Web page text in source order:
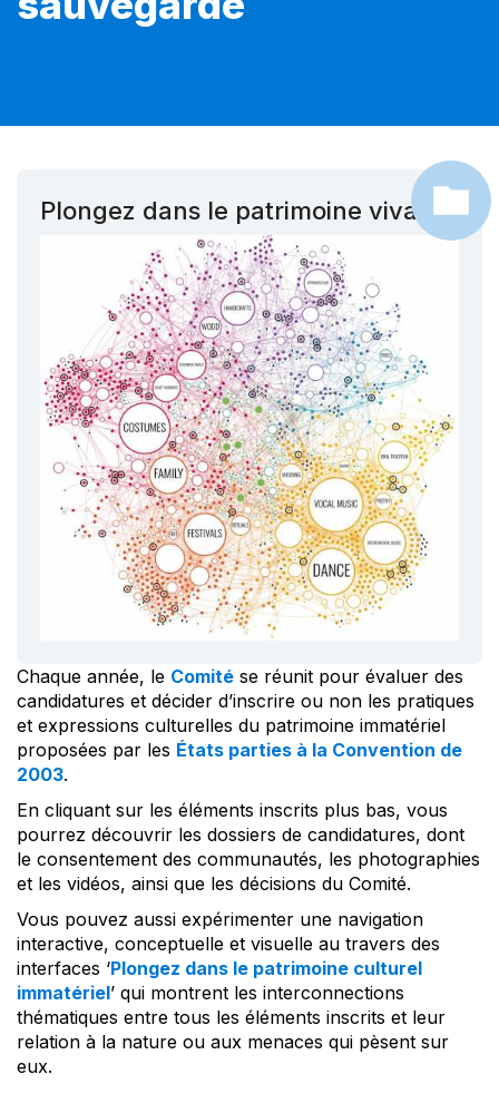
Plongez dans le patrimoine vivant !
Chaque année, le Comité se réunit pour évaluer des
candidatures et décider d’inscrire ou non les pratiques
et expressions culturelles du patrimoine immatériel
proposées par les États parties à la Convention de
2003.
En cliquant sur les éléments inscrits plus bas, vous
pourrez découvrir les dossiers de candidatures, dont
le consentement des communautés, les photographies
et les vidéos, ainsi que les décisions du Comité.
Vous pouvez aussi expérimenter une navigation
interactive, conceptuelle et visuelle au travers des
interfaces ‘Plongez dans le patrimoine culturel
immatériel’ qui montrent les interconnections
thématiques entre tous les éléments inscrits et leur
relation à la nature ou aux menaces qui pèsent sur
eux.